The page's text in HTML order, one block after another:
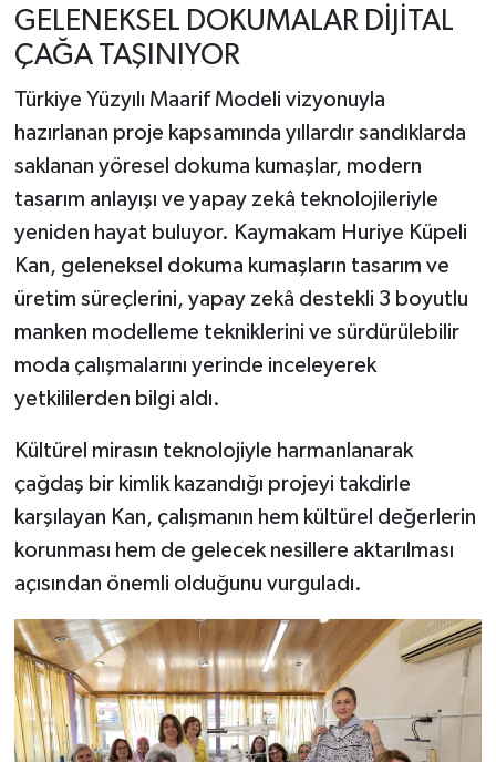
GELENEKSEL DOKUMALAR DİJİTAL
ÇAĞA TAŞINIYOR
Türkiye Yüzyılı Maarif Modeli vizyonuyla
hazırlanan proje kapsamında yıllardır sandıklarda
saklanan yöresel dokuma kumaşlar, modern
tasarım anlayışı ve yapay zekâ teknolojileriyle
yeniden hayat buluyor. Kaymakam Huriye Küpeli
Kan, geleneksel dokuma kumaşların tasarım ve
üretim süreçlerini, yapay zekâ destekli 3 boyutlu
manken modelleme tekniklerini ve sürdürülebilir
moda çalışmalarını yerinde inceleyerek
yetkililerden bilgi aldı.
Kültürel mirasın teknolojiyle harmanlanarak
çağdaş bir kimlik kazandığı projeyi takdirle
karşılayan Kan, çalışmanın hem kültürel değerlerin
korunması hem de gelecek nesillere aktarılması
açısından önemli olduğunu vurguladı.